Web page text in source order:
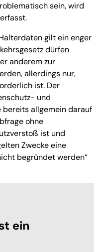
sein, wird
gilt ein enger
dürfen
anderem zur
allerdings nur,
ist. Der
und
allgemein darauf
ohne
ist und
Zwecke eine
begründet werden“
ein